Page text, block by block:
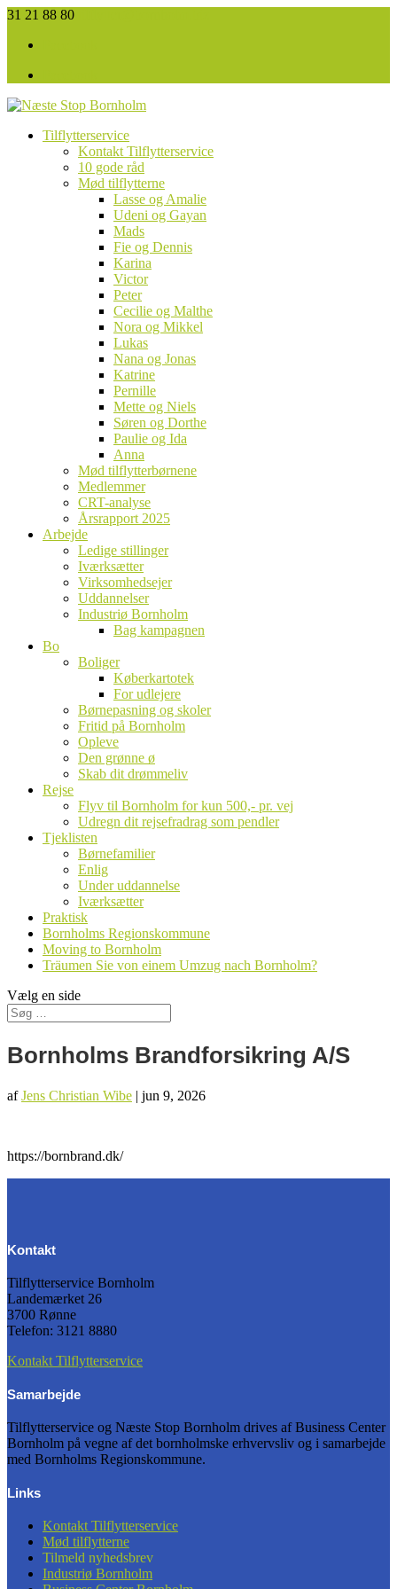
31 21 88 80
Tilflytterservice
Kontakt Tilflytterservice
10 gode råd
Mød tilflytterne
Lasse og Amalie
Udeni og Gayan
Mads
Fie og Dennis
Karina
Victor
Peter
Cecilie og Malthe
Nora og Mikkel
Lukas
Nana og Jonas
Katrine
Pernille
Mette og Niels
Søren og Dorthe
Paulie og Ida
Anna
Mød tilflytterbørnene
Medlemmer
CRT-analyse
Årsrapport 2025
Arbejde
Ledige stillinger
Iværksætter
Virksomhedsejer
Uddannelser
Industriø Bornholm
Bag kampagnen
Bo
Boliger
Køberkartotek
For udlejere
Børnepasning og skoler
Fritid på Bornholm
Opleve
Den grønne ø
Skab dit drømmeliv
Rejse
Flyv til Bornholm for kun 500,- pr. vej
Udregn dit rejsefradrag som pendler
Tjeklisten
Børnefamilier
Enlig
Under uddannelse
Iværksætter
Praktisk
Bornholms Regionskommune
Moving to Bornholm
Träumen Sie von einem Umzug nach Bornholm?
Vælg en side
Bornholms Brandforsikring A/S
afJens Christian Wibe | jun 9, 2026
https://bornbrand.dk/
Kontakt
Tilflytterservice Bornholm
Landemærket 26
3700 Rønne
Telefon: 3121 8880
Kontakt Tilflytterservice
Samarbejde
Tilflytterservice og Næste Stop Bornholm drives af Business Center
Bornholm på vegne af det bornholmske erhvervsliv og i samarbejde
med Bornholms Regionskommune.
Links
Kontakt Tilflytterservice
Mød tilflytterne
Tilmeld nyhedsbrev
Industriø Bornholm